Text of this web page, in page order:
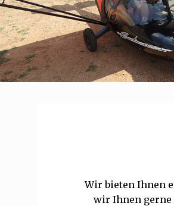
Wir bieten Ihnen
wir Ihnen gerne